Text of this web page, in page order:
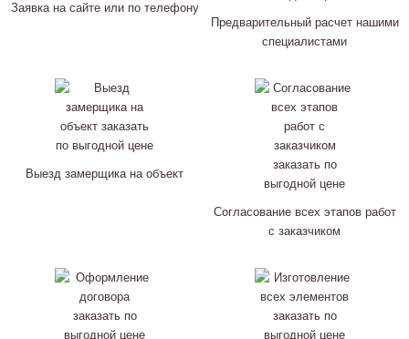
Заявка на сайте или по телефону
Предварительный расчет нашими
специалистами
Выезд замерщика на объект
Согласование всех этапов работ
с заказчиком